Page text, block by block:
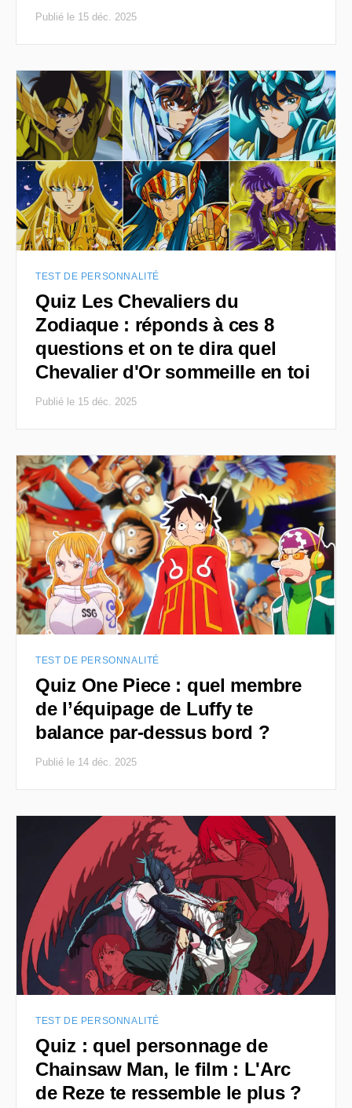
Publié le 15 déc. 2025
TEST DE PERSONNALITÉ
Quiz Les Chevaliers du
Zodiaque : réponds à ces 8
questions et on te dira quel
Chevalier d'Or sommeille en toi
Publié le 15 déc. 2025
TEST DE PERSONNALITÉ
Quiz One Piece : quel membre
de l’équipage de Luffy te
balance par-dessus bord ?
Publié le 14 déc. 2025
TEST DE PERSONNALITÉ
Quiz : quel personnage de
Chainsaw Man, le film : L'Arc
de Reze te ressemble le plus ?